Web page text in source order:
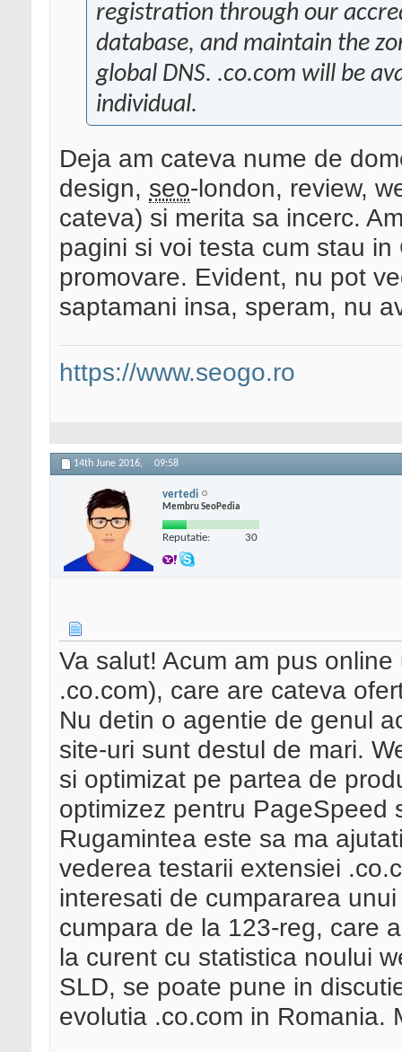
registration through our
database, and maintain the
global DNS. .co.com will be
individual.
Deja am cateva nume de
design, seo-london, review,
cateva) si merita sa incerc.
pagini si voi testa cum stau
promovare. Evident, nu pot
saptamani insa, speram, nu
https://www.seogo.ro
14th June 2016, 09:58
vertedi
Membru SeoPedia
Reputatie: 30
Va salut! Acum am pus
.co.com), care are cateva
Nu detin o agentie de genul
site-uri sunt destul de mari.
si optimizat pe partea de
optimizez pentru PageSpeed
Rugamintea este sa ma
vederea testarii extensiei
interesati de cumpararea
cumpara de la 123-reg, care
la curent cu statistica noului
SLD, se poate pune in
evolutia .co.com in Romania.